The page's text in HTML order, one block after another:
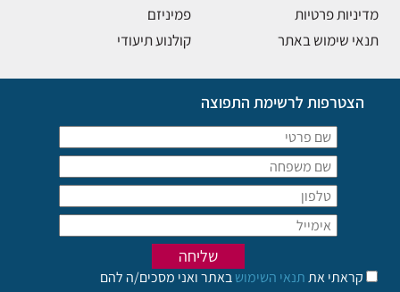
מדיניות פרטיות
תנאי שימוש באתר
פמיניזם
קולנוע תיעודי
הצטרפות לרשימת התפוצה
קראתי אתתנאי השימושבאתר ואני מסכים/ה להם